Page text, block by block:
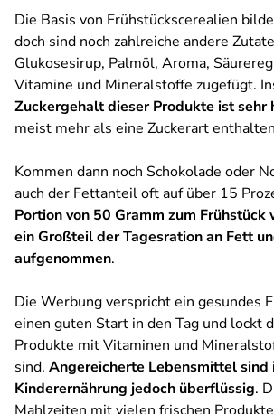
Die Basis von Frühstückscerealien
doch sind noch zahlreiche andere
Glukosesirup, Palmöl, Aroma,
Vitamine und Mineralstoffe zugefügt.
Zuckergehalt dieser Produkte ist sehr
meist mehr als eine Zuckerart
Kommen dann noch Schokolade oder
auch der Fettanteil oft auf über 15
Portion von 50 Gramm zum
ein Großteil der Tagesration an Fett
aufgenommen.
Die Werbung verspricht ein gesundes
einen guten Start in den Tag und lockt
Produkte mit Vitaminen und
sind. Angereicherte Lebensmittel sind
Kinderernährung jedoch überflüssig.